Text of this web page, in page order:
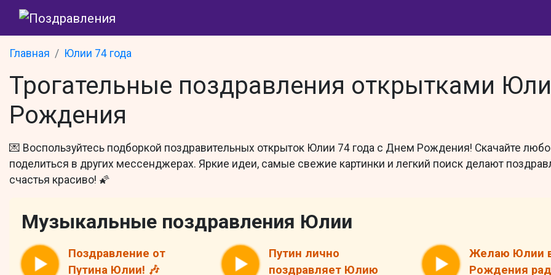
Главная Юлии 74 года
Трогательные поздравления открытками
Рождения
💌 Воспользуйтесь подборкой поздравительных открыток Юлии 74 года с Днем Рождения! Скачайте
поделиться в других мессенджерах. Яркие идеи, самые свежие картинки и легкий поиск делают
счастья красиво! 🌠
Музыкальные поздравления Юлии
Поздравление от
Путина Юлии! 🎶
Путин лично
поздравляет Юлию
Желаю Юлии
Рождения